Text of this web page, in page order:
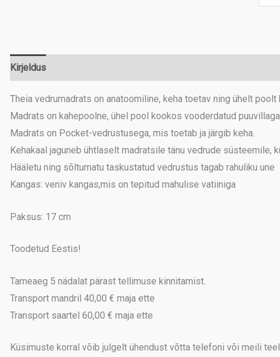
Kirjeldus
Theia vedrumadrats on anatoomiline, keha toetav ning ühelt
Madrats on kahepoolne, ühel pool kookos vooderdatud
Madrats on Pocket-vedrustusega, mis toetab ja järgib keha.
Kehakaal jaguneb ühtlaselt madratsile tänu vedrude süsteemile,
Hääletu ning sõltumatu taskustatud vedrustus tagab rahuliku une
Kangas: veniv kangas,mis on tepitud mahulise vatiiniga
Paksus: 17 cm
Toodetud Eestis!
Tarneaeg 5 nädalat pärast tellimuse kinnitamist.
Transport mandril 40,00 € maja ette
Transport saartel 60,00 € maja ette
Küsimuste korral võib julgelt ühendust võtta telefoni või meili